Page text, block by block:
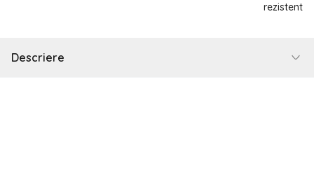
rezistent
Descriere